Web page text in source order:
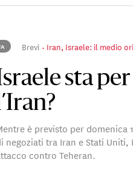
Brevi Iran, Israele: il medio
sta
è previsto per domenica
negoziati tra Iran e Stati
contro Teheran.